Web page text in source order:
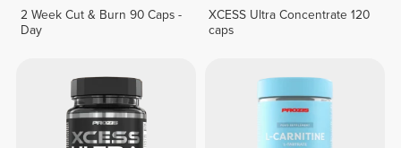
2 Week Cut & Burn 90 Caps -
Day
XCESS Ultra Concentrate 120
caps